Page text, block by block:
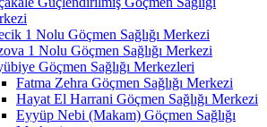
1 Nolu Göçmen Sağlığı Merkezi
1 Nolu Göçmen Sağlığı Merkezi
Göçmen Sağlığı Merkezleri
Fatma Zehra Göçmen Sağlığı Merkezi
Hayat El Harrani Göçmen Sağlığı Merkezi
Eyyüp Nebi (Makam) Göçmen Sağlığı